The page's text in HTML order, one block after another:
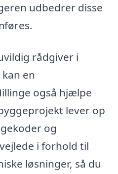
udbedrer disse
rådgiver i
en
også hjælpe
lever op
og
i forhold til
løsninger, så du